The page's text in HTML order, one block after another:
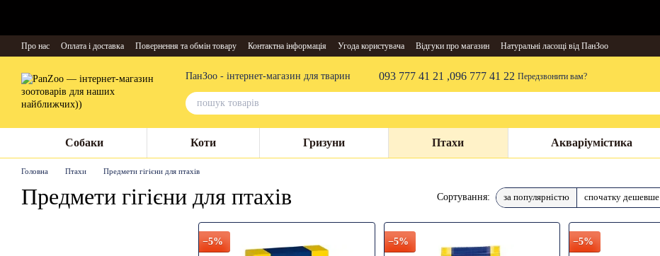
Про нас Оплата і доставка Повернення та обмін товару Контактна інформація Угода користувача Відгуки про магазин Натуральні ласощі від ПанЗоо
ПанЗоо - інтернет-магазин для тварин 093 777 41 21 ,096 777 41 22 Передзвонити вам?
Собаки Коти Гризуни Птахи Акваріумістика
Головна Птахи Предмети гігієни для птахів
Предмети гігієни для птахів Сортування: за популярністю спочатку дешевше
−5% −5% −5%